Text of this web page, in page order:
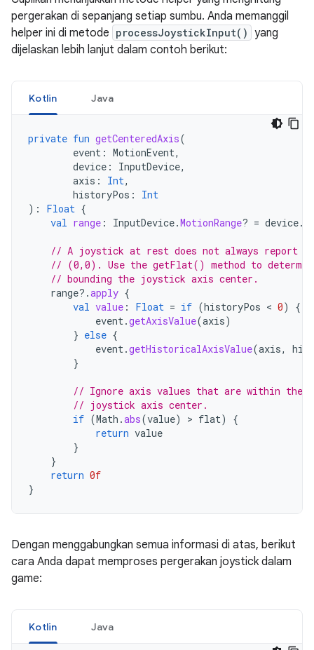
pergerakan di sepanjang setiap sumbu. Anda memanggil
helper ini di metode processJoystickInput() yang
dijelaskan lebih lanjut dalam contoh berikut:
Kotlin Java
private fun getCenteredAxis(
event : MotionEvent,
device : InputDevice,
axis : Int,
historyPos :
Int
):
Float {
val range : InputDevice.MotionRange? = device.
// A joystick at rest does not always report
// (0,0). Use the getFlat() method to
// bounding the joystick axis center.
range?.apply {
val value : Float = if (historyPos < 0)
{
event.getAxisValue(axis)
} else {
event.getHistoricalAxisValue(axis,
}
// Ignore axis values that are within
// joystick axis center.
if (Math .abs(value) > flat)
{
return value
}
}
return 0f
}
Dengan menggabungkan semua informasi di atas, berikut
cara Anda dapat memproses pergerakan joystick dalam
game:
Kotlin Java